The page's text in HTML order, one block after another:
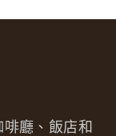
廳、飯店和